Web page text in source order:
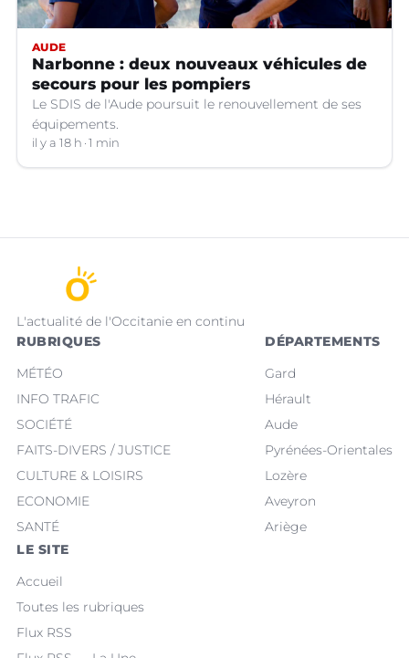
AUDE
Narbonne : deux nouveaux véhicules de
secours pour les pompiers
Le SDIS de l'Aude poursuit le renouvellement de ses
équipements.
il y a 18 h 1 min
L'actualité de l'Occitanie en continu
RUBRIQUES
MÉTÉO
INFO TRAFIC
SOCIÉTÉ
FAITS-DIVERS / JUSTICE
CULTURE & LOISIRS
ECONOMIE
SANTÉ
DÉPARTEMENTS
Gard
Hérault
Aude
Pyrénées-Orientales
Lozère
Aveyron
Ariège
LE SITE
Accueil
Toutes les rubriques
Flux RSS